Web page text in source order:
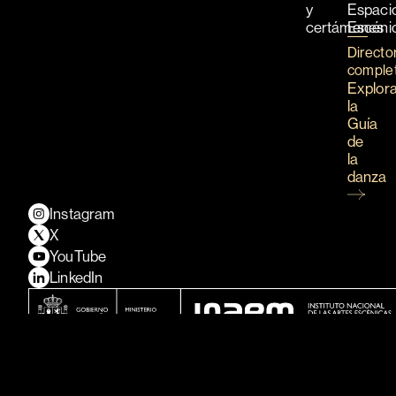
y
certámenes
la
Guía
de
la
danza
Instagram
X
YouTube
LinkedIn